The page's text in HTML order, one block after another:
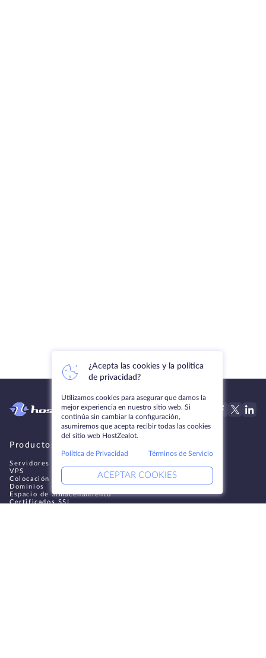
Productos
Servidores dedicados
VPS
Colocación
Dominios
Espacio de almacenamiento
Certificados SSL
Ayuda vinculada
Keitaro VPS
RDP
¿Acepta las cookies y la política
de privacidad?
Utilizamos cookies para asegurar que damos la
mejor experiencia en nuestro sitio web. Si
continúa sin cambiar la configuración,
asumiremos que acepta recibir todas las cookies
del sitio web HostZealot.
Política de Privacidad Términos de Servicio
ACEPTAR COOKIES